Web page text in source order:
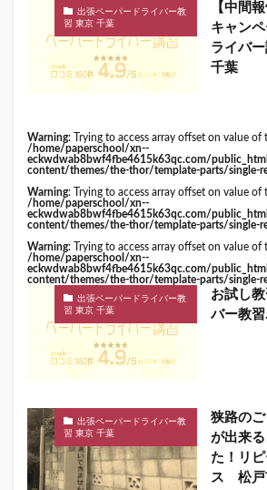
出張ペーパードライバー教
習 東京 千葉
【中間
キャン
ライバ
千葉
Warning: Trying to access array offset on value of
/home/paperschool/xn--
eckwdwab8bwf4fbe4615k63qc.com/
content/themes/the-thor/template-parts/single-
Warning: Trying to access array offset on value of
/home/paperschool/xn--
eckwdwab8bwf4fbe4615k63qc.com/
content/themes/the-thor/template-parts/single-
Warning: Trying to access array offset on value of
/home/paperschool/xn--
eckwdwab8bwf4fbe4615k63qc.com/
content/themes/the-thor/template-parts/single-
出張ペーパードライバー教
習 東京 千葉
お試し
バー教
出張ペーパードライバー教
習 東京 千葉
狭路の
が出来
た！リ
ス 松戸